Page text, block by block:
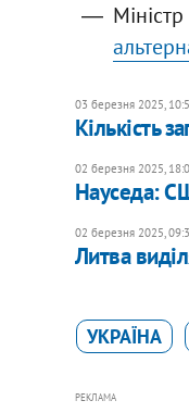
03 березня 2025,
Кількість
02 березня 2025,
Науседа:
02 березня 2025,
Литва
УКРАЇНА
РЕКЛАМА